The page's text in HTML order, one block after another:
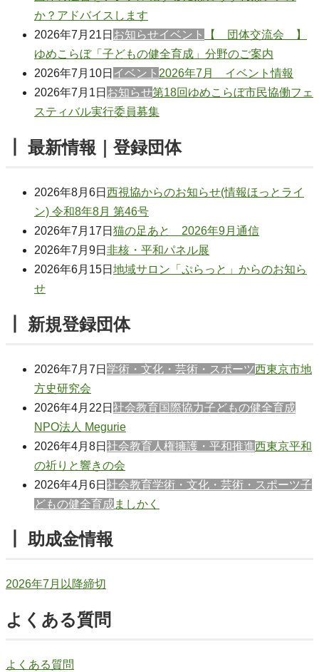
か？アドバイスします
2026年7月21日 お知らせイベント
【 団体交流会 】
ゆめこらぼ「子どもの健全育成」分野のご案内
2026年7月10日 イベント 2026年7月 イベント情報
2026年7月1日 お知らせ第18回ゆめこらぼ市民協働フェ
スティバル実行委員募集
┃ 最新情報｜登録団体
2026年8月6日 西視協からのお知らせ(情報ほっとライ
ン) 令和8年8月 第46号
2026年7月17日 猫の足あと 2026年9月通信
2026年7月9日 非核・平和パネル展
2026年6月15日 地域サロン「ぷらっと」からのお知ら
せ
┃ 新規登録団体
2026年7月7日 学術・文化・芸術・スポーツ西東京市地
方史研究会
2026年4月22日 社会教育国際協力子どもの健全育成
NPO法人 Megurie
2026年4月8日 社会教育 人権擁護・平和推進西東京平和
の祈りと響きの会
2026年4月6日 社会教育学術・文化・芸術・スポーツ子
どもの健全育成ましかく
┃ 助成金情報
2026年7月以降締切
よくある質問
よくある質問